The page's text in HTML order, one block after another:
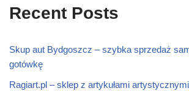
Recent Posts
Skup aut Bydgoszcz – szybka sprzedaż
gotówkę
Ragiart.pl – sklep z artykułami